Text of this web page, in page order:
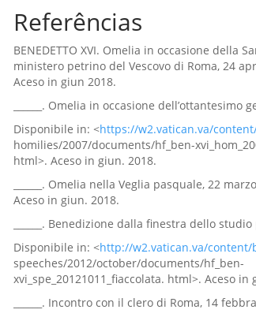
Referências
BENEDETTO XVI. Omelia in occasione della
ministero petrino del Vescovo di Roma, 24
Aceso in giun 2018.
______. Omelia in occasione dell’ottantesimo
Disponibile in: <https://w2.vatican.va/
homilies/2007/documents/hf_ben-
html>. Aceso in giun. 2018.
______. Omelia nella Veglia pasquale, 22
Aceso in giun. 2018.
______. Benedizione dalla finestra dello
Disponibile in: <http://w2.vatican.va/
speeches/2012/october/documents/hf_ben-
xvi_spe_20121011_fiaccolata. html>. Aceso in
______. Incontro con il clero di Roma, 14